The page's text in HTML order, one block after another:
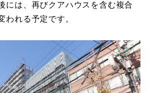
には、再びクアハウスを含む複合
われる予定です。